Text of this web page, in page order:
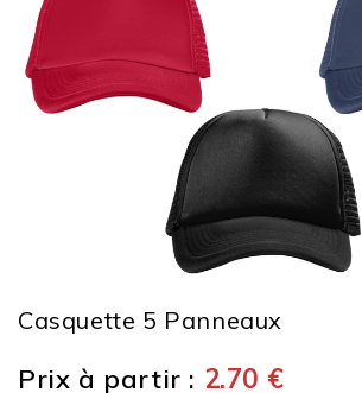
Casquette 5 Panneaux
Prix à partir : 2.70 €